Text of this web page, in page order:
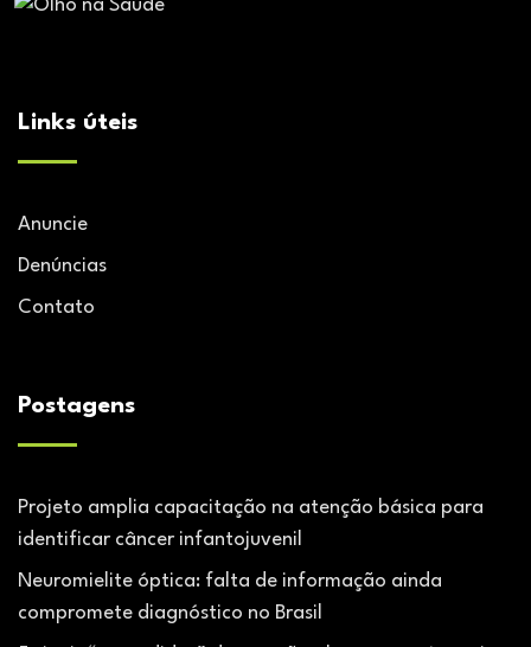
Links úteis
Anuncie
Denúncias
Contato
Postagens
Projeto amplia capacitação na atenção básica para
identificar câncer infantojuvenil
Neuromielite óptica: falta de informação ainda
compromete diagnóstico no Brasil